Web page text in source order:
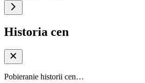
Historia cen
Pobieranie historii cen…